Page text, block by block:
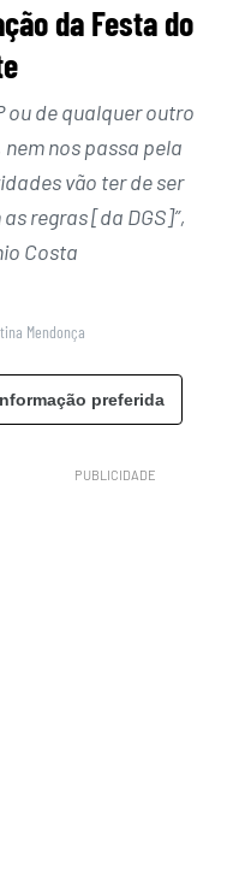
da Festa do
ou de qualquer outro
nos passa pela
vão ter de ser
regras [da DGS]”,
Costa
Mendonça
preferida